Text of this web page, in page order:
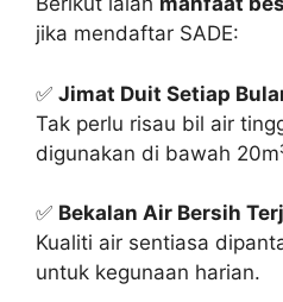
jika mendaftar SADE:
✅ Jimat Duit Setiap
Tak perlu risau bil air
digunakan di bawah
✅ Bekalan Air Bersih
Kualiti air sentiasa
untuk kegunaan harian.